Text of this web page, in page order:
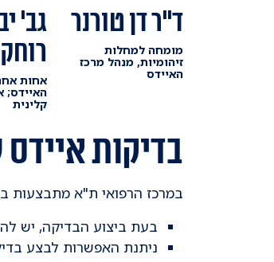
ד"ר דן טורנר
מומחה למחלות
זיהומיות, מנהל מרכז
האיידס
גב'
אחות
האיידס;
קלינית
בדיקות
במרכז הרפואי ת"א מתבצעות
בעת ביצוע הבדיקה, יש
ניתנת האפשרות לבצע